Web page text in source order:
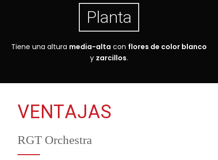
Planta
Tiene una altura media-alta con flores de color blanco
y zarcillos.
VENTAJAS
RGT Orchestra